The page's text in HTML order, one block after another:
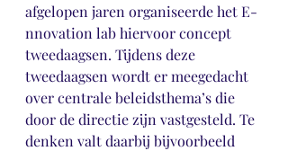
afgelopen jaren organiseerde het E-
nnovation lab hiervoor concept
tweedaagsen. Tijdens deze
tweedaagsen wordt er meegedacht
over centrale beleidsthema’s die
door de directie zijn vastgesteld. Te
denken valt daarbij bijvoorbeeld